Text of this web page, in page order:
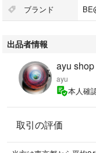
理解ご了承お願いします
★コンビニ支払いの方は
★以上の事をご了承頂け
#千秋
#chiaki
#1000
#ベアブリック
#メディコムトイ
ブランド
出品者情報
ayu shop
ayu
本人確
取引の評価